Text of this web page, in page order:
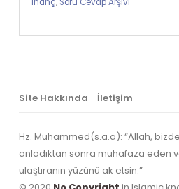
Site Hakkında - İletişim
Hz. Muhammed(s.a.a): “Allah,
anladıktan sonra muhafaza eden
ulaştıranın yüzünü ak etsin.”